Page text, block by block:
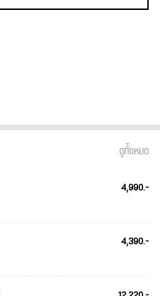
ดูทั้งหมด
4,990.-
4,390.-